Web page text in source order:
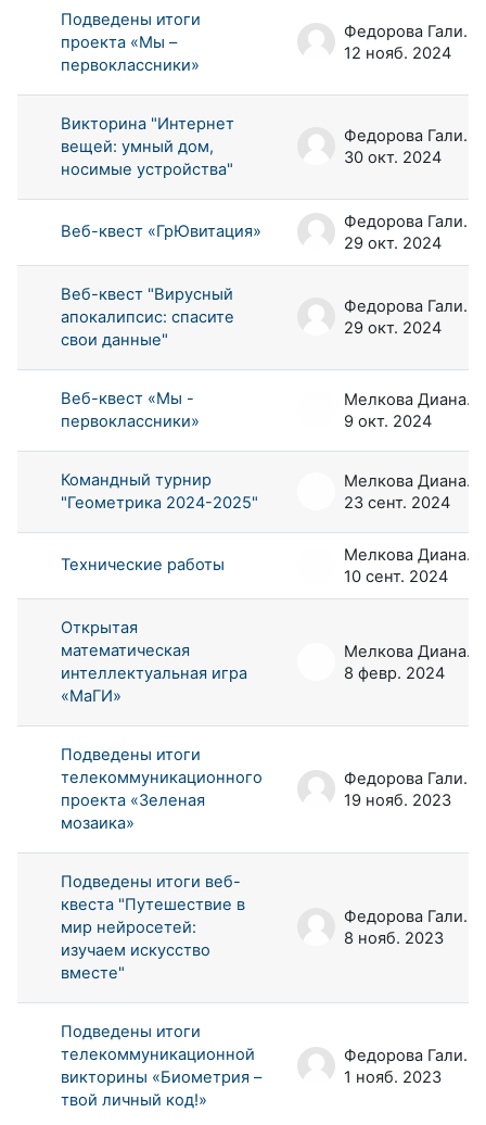
Подведены итоги
проекта «Мы –
первоклассники»
Федорова Галина Аркадьевна
12 нояб. 2024
Викторина "Интернет
вещей: умный дом,
носимые устройства"
Федорова Галина Аркадьевна
30 окт. 2024
Веб-квест «ГрЮвитация»
Федорова Галина Аркадьевна
29 окт. 2024
Веб-квест "Вирусный
апокалипсис: спасите
свои данные"
Федорова Галина Аркадьевна
29 окт. 2024
Веб-квест «Мы -
первоклассники»
Мелкова Диана Андреевна
9 окт. 2024
Командный турнир
"Геометрика 2024-2025"
Мелкова Диана Андреевна
23 сент. 2024
Технические работы
Мелкова Диана Андреевна
10 сент. 2024
Открытая
математическая
интеллектуальная игра
«МаГИ»
Мелкова Диана Андреевна
8 февр. 2024
Подведены итоги
телекоммуникационного
проекта «Зеленая
мозаика»
Федорова Галина Аркадьевна
19 нояб. 2023
Подведены итоги веб-
квеста "Путешествие в
мир нейросетей:
изучаем искусство
вместе"
Федорова Галина Аркадьевна
8 нояб. 2023
Подведены итоги
телекоммуникационной
викторины «Биометрия –
твой личный код!»
Федорова Галина Аркадьевна
1 нояб. 2023